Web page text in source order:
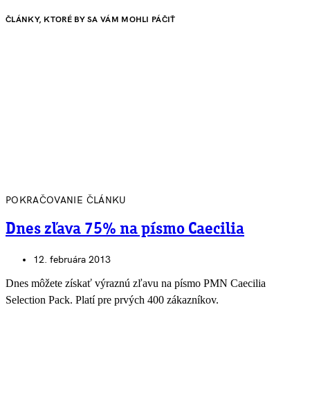
ČLÁNKY, KTORÉ BY SA VÁM MOHLI PÁČIŤ
POKRAČOVANIE ČLÁNKU
Dnes zľava 75% na písmo Caecilia
12. februára 2013
Dnes môžete získať výraznú zľavu na písmo PMN Caecilia
Selection Pack. Platí pre prvých 400 zákazníkov.